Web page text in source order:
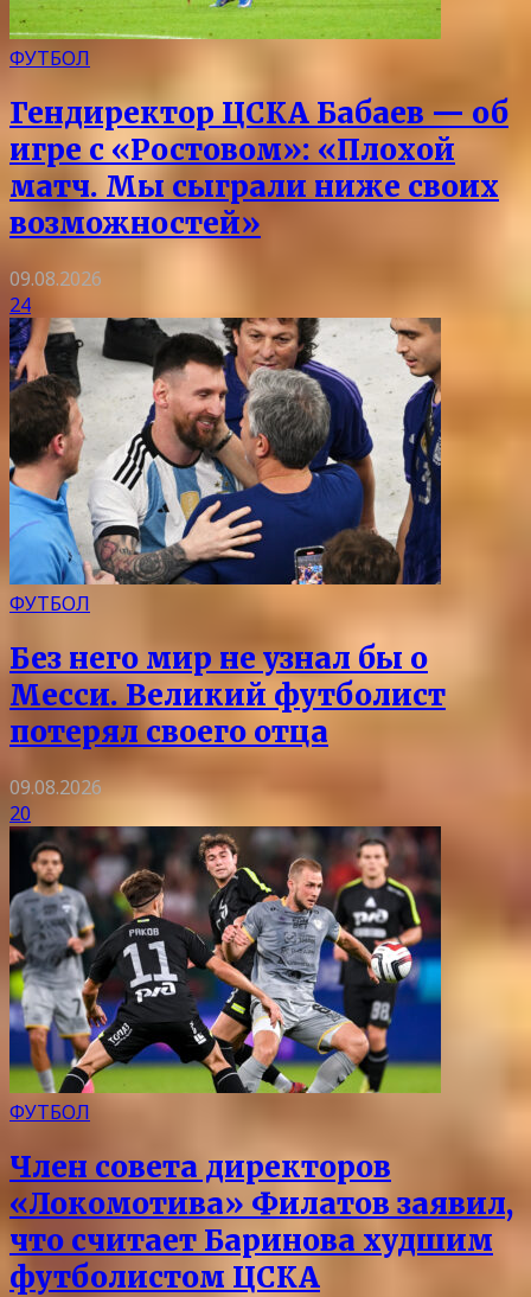
ФУТБОЛ
Гендиректор ЦСКА Бабаев — об
игре с «Ростовом»: «Плохой
матч. Мы сыграли ниже своих
возможностей»
09.08.2026
24
ФУТБОЛ
Без него мир не узнал бы о
Месси. Великий футболист
потерял своего отца
09.08.2026
20
ФУТБОЛ
Член совета директоров
«Локомотива» Филатов заявил,
что считает Баринова худшим
футболистом ЦСКА